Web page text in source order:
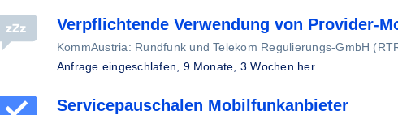
Verpflichtende Verwendung von Provider-
KommAustria: Rundfunk und Telekom Regulierungs-GmbH
Anfrage eingeschlafen, 9 Monate, 3 Wochen her
Servicepauschalen Mobilfunkanbieter